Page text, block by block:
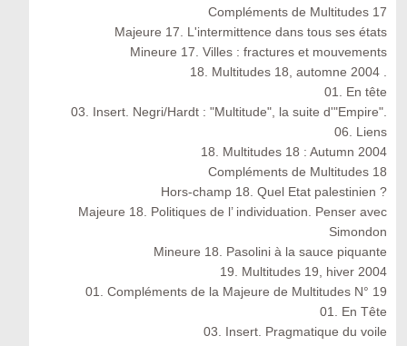
Compléments de Multitudes 17
Majeure 17. L'intermittence dans tous ses états
Mineure 17. Villes : fractures et mouvements
18. Multitudes 18, automne 2004 .
01. En tête
03. Insert. Negri/Hardt : "Multitude", la suite d'"Empire".
06. Liens
18. Multitudes 18 : Autumn 2004
Compléments de Multitudes 18
Hors-champ 18. Quel Etat palestinien ?
Majeure 18. Politiques de l’ individuation. Penser avec
Simondon
Mineure 18. Pasolini à la sauce piquante
19. Multitudes 19, hiver 2004
01. Compléments de la Majeure de Multitudes N° 19
01. En Tête
03. Insert. Pragmatique du voile